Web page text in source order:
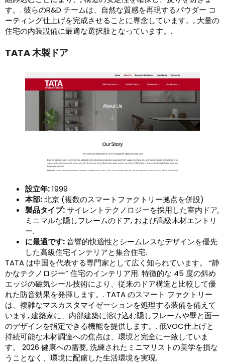
す。. 彼らのR&D チームは、自然な質感を再現するパウダー コ
ーティング仕上げを完成させることに専念しています。, 大量の
住宅の内装設備に最適な選択肢となっています。.
TATA 木製ドア
設立年:1999
本部:北京 (複数のスマートファクトリー拠点を併設)
製品タイプ:サイレントテクノロジーを採用した室内ドア,
ミニマルな隠しフレームのドア, および高級木材エントリ
ー.
に最適です:音響的快適性とシームレスなデザインを優先
した高級住宅インテリアと集合住宅.
TATA は中国を代表する専門家として広く知られています。 “静
かなテクノロジー” 住宅のインテリア用. 特徴的な 45 度の斜め
エッジの磁気シール技術により、従来のドア構造と比較して優
れた防音効果を発揮します。. TATA のスマート ファクトリー
は、複雑なマスカスタマイゼーションを処理する装備を備えて
います, 建築家に、内部建築に溶け込む隠しフレームや壁と面一
のデザインを指定できる機能を提供します。. 低VOC仕上げと
持続可能な木材調達への焦点は、環境と完全に一致していま
す。 2026 健康への需要, 洗練されたミニマリストの美学を損な
うことなく、環境に配慮した生活環境を実現.